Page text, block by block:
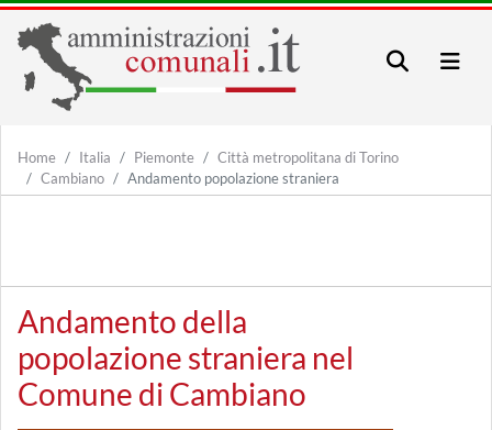
Home Italia Piemonte
Città metropolitana di Torino
Cambiano
Andamento popolazione straniera
Andamento della
popolazione straniera nel
Comune di Cambiano